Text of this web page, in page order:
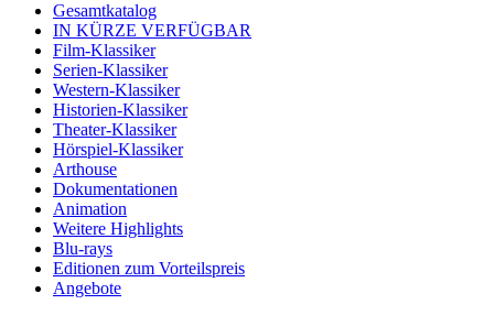
Gesamtkatalog
IN KÜRZE VERFÜGBAR
Film-Klassiker
Serien-Klassiker
Western-Klassiker
Historien-Klassiker
Theater-Klassiker
Hörspiel-Klassiker
Arthouse
Dokumentationen
Animation
Weitere Highlights
Blu-rays
Editionen zum Vorteilspreis
Angebote